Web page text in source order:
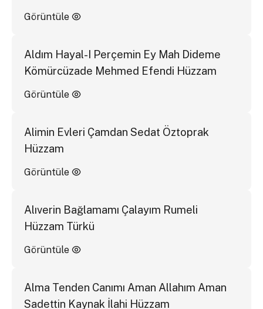
Görüntüle
Aldım Hayal-I Perçemin Ey Mah Dideme
Kömürcüzade Mehmed Efendi Hüzzam
Görüntüle
Alimin Evleri Çamdan Sedat Öztoprak
Hüzzam
Görüntüle
Alıverin Bağlamamı Çalayım Rumeli
Hüzzam Türkü
Görüntüle
Alma Tenden Canımı Aman Allahım Aman
Sadettin Kaynak İlahi Hüzzam